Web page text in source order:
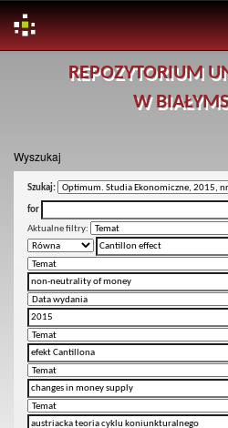
REPOZYTORIUM
W
Wyszukaj
Szukaj:
for
Aktualne filtry: